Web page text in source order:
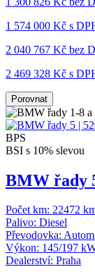
1 574 000 Kč s
2 040 767 Kč bez
2 469 328 Kč s
Porovnat
BPS
BSI s 10% slevou
BMW řady
Počet km: 22472
Palivo: Diesel
Převodovka:
Výkon: 145/197
Dealerství: Praha